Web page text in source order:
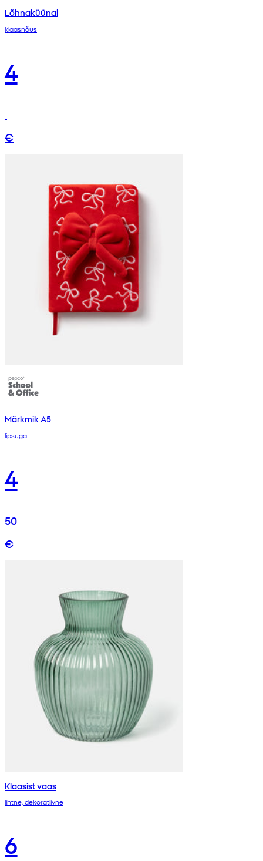
Lõhnaküünal
klaasnõus
4
€
Märkmik A5
lipsuga
4
50
€
Klaasist vaas
lihtne, dekoratiivne
6